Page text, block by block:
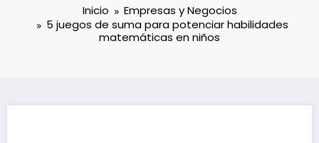
Inicio
Empresas y Negocios
5 juegos de suma para potenciar habilidades
matemáticas en niños